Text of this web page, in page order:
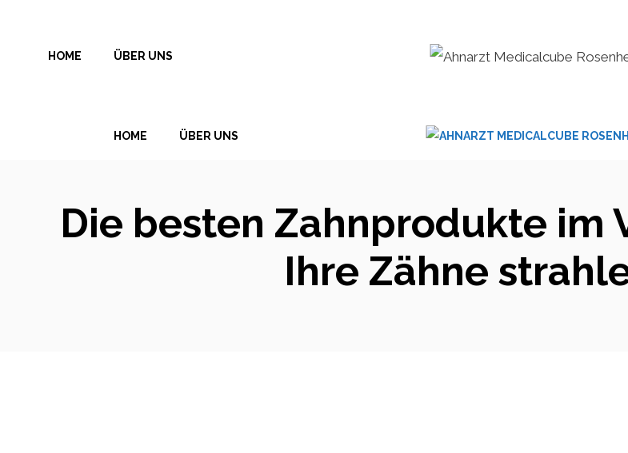
springenHOME ÜBER UNS
HOME ÜBER UNS
Die besten Zahnprodukte im
Ihre Zähne